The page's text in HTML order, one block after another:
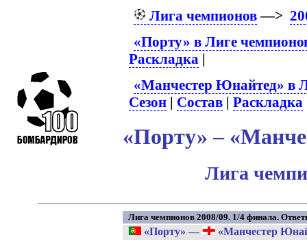
Лига чемпионов—>
«Порту» в Лиге
Раскладка |
«Манчестер Юнайтед» в
Сезон | Состав |Раскладка
«Порту» –
Лига
Лига чемпионов 2008/09. 1/4 финала.
«Порту» —
«Манчестер